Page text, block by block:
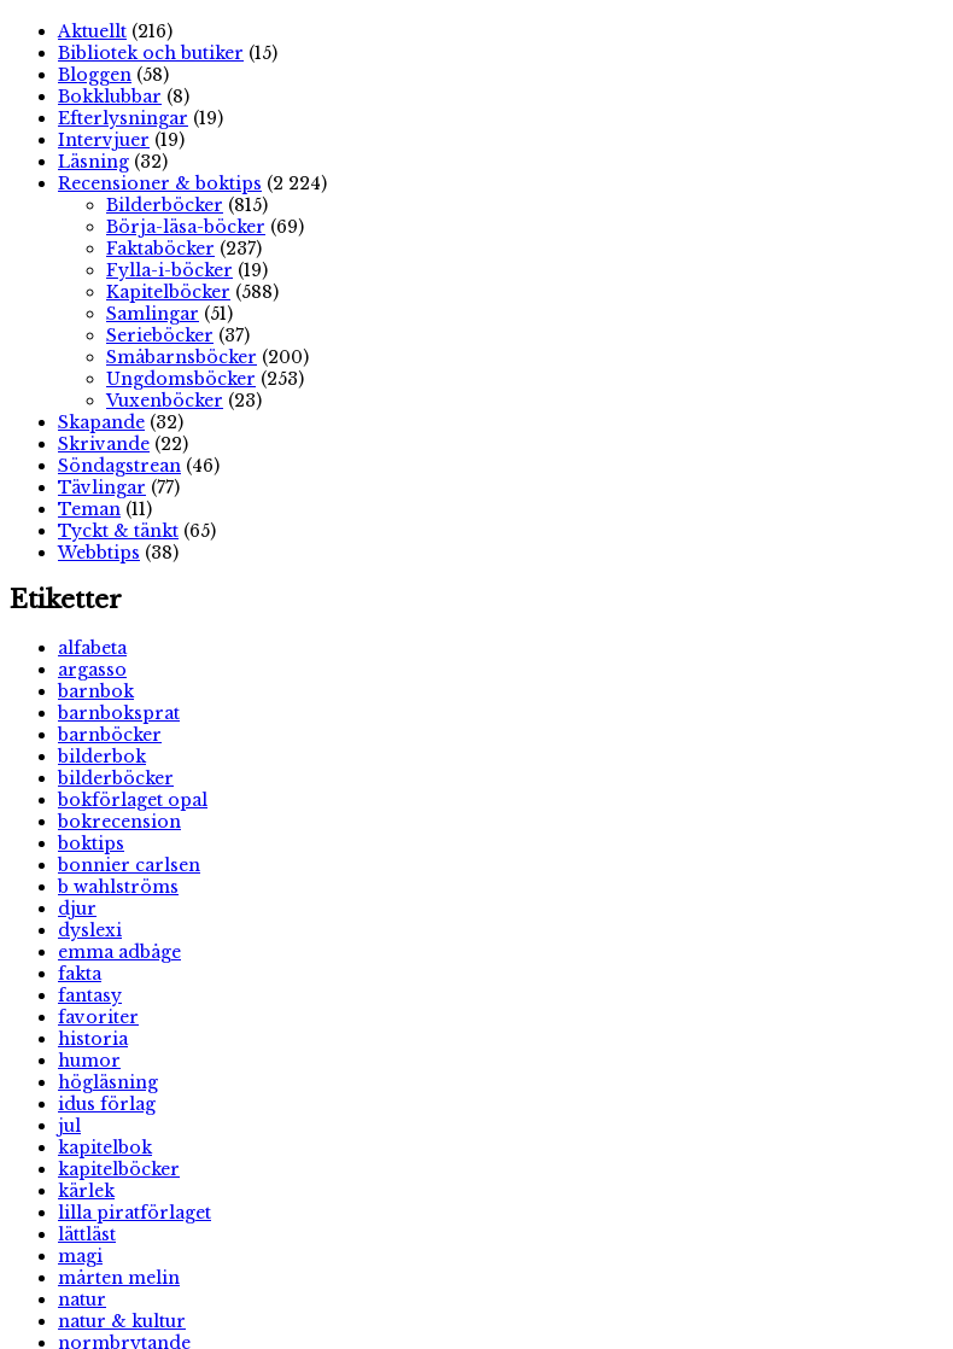
Aktuellt (216)
Bibliotek och butiker (15)
Bloggen (58)
Bokklubbar (8)
Efterlysningar (19)
Intervjuer (19)
Läsning (32)
Recensioner & boktips (2 224)
Bilderböcker (815)
Börja-läsa-böcker (69)
Faktaböcker (237)
Fylla-i-böcker (19)
Kapitelböcker (588)
Samlingar (51)
Serieböcker (37)
Småbarnsböcker (200)
Ungdomsböcker (253)
Vuxenböcker (23)
Skapande (32)
Skrivande (22)
Söndagstrean (46)
Tävlingar (77)
Teman (11)
Tyckt & tänkt (65)
Webbtips (38)
Etiketter
alfabeta
argasso
barnbok
barnboksprat
barnböcker
bilderbok
bilderböcker
bokförlaget opal
bokrecension
boktips
bonnier carlsen
b wahlströms
djur
dyslexi
emma adbåge
fakta
fantasy
favoriter
historia
humor
högläsning
idus förlag
jul
kapitelbok
kapitelböcker
kärlek
lilla piratförlaget
lättläst
magi
mårten melin
natur
natur & kultur
normbrytande